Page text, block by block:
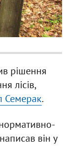
рішення
лісів,
Семерак.
він у